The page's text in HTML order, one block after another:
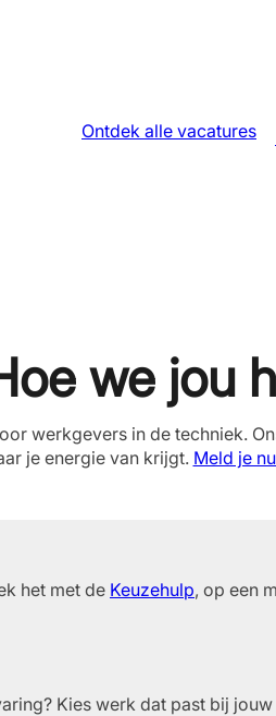
Ontdek alle vacatures
we jou
werkgevers in de techniek.
je energie van krijgt. Meld je
het met de Keuzehulp, op een
Kies werk dat past bij